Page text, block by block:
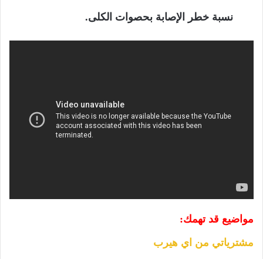
نسبة خطر الإصابة بحصوات الكلى.
مواضيع قد تهمك:
مشترياتي من اي هيرب